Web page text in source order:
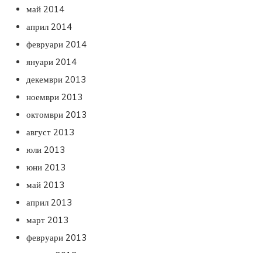
май 2014
април 2014
февруари 2014
януари 2014
декември 2013
ноември 2013
октомври 2013
август 2013
юли 2013
юни 2013
май 2013
април 2013
март 2013
февруари 2013